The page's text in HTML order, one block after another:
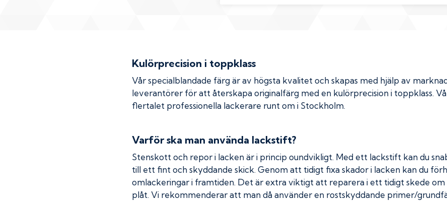
Kulörprecision i toppklass
Vår specialblandade färg är av högsta kvalitet och skapas med hjälp av
leverantörer för att återskapa originalfärg med en kulörprecision i toppklass.
flertalet professionella lackerare runt om i Stockholm.
Varför ska man använda lackstift?
Stenskott och repor i lacken är i princip oundvikligt. Med ett lackstift kan du
till ett fint och skyddande skick. Genom att tidigt fixa skador i lacken kan du
omlackeringar i framtiden. Det är extra viktigt att reparera i ett tidigt skede om
plåt. Vi rekommenderar att man då använder en rostskyddande primer/